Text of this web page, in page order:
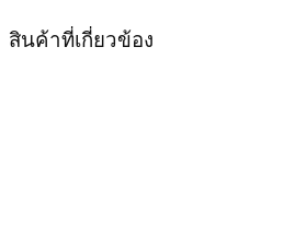
สินค้าที่เกี่ยวข้อง